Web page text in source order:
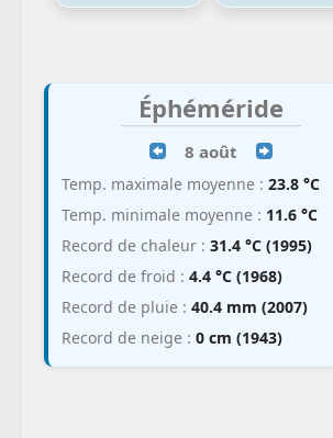
Éphéméride
8 août
Temp. maximale moyenne : 23.8 °C
Temp. minimale moyenne : 11.6 °C
Record de chaleur : 31.4 °C (1995)
Record de froid : 4.4 °C (1968)
Record de pluie : 40.4 mm (2007)
Record de neige : 0 cm (1943)